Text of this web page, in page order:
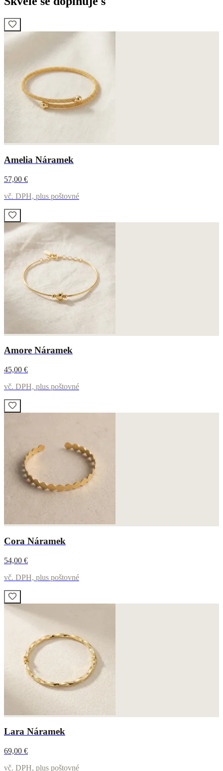
Amelia Náramek
57,00 €
vč. DPH, plus poštovné
Amore Náramek
45,00 €
vč. DPH, plus poštovné
Cora Náramek
54,00 €
vč. DPH, plus poštovné
Lara Náramek
69,00 €
vč. DPH, plus poštovné